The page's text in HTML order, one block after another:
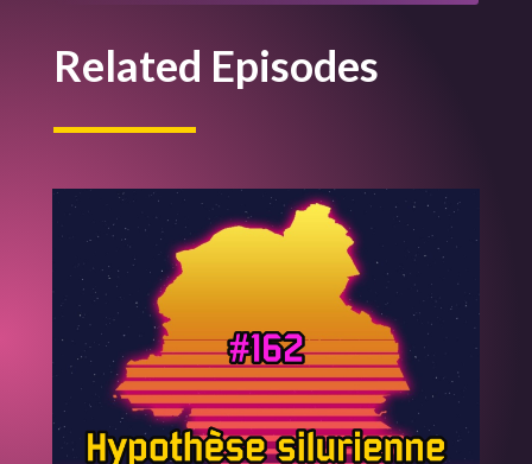
Related Episodes